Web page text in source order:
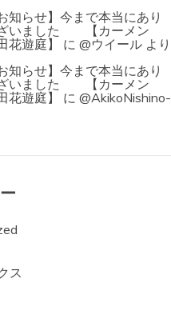
知らせ】今まで本当にあり
いました 【カーメン
花遊庭】
に @ウイールより
知らせ】今まで本当にあり
いました 【カーメン
花遊庭】
に @AkikoNishino-
ス